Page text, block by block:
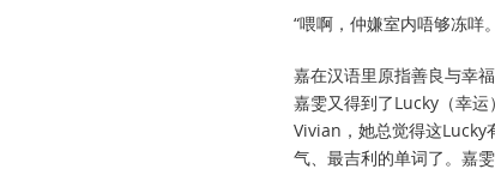
“喂啊，仲嫌室内唔够冻咩
嘉在汉语里原指善良与幸
嘉雯又得到了Lucky（幸运
Vivian，她总觉得这Lucky
气、最吉利的单词了。嘉